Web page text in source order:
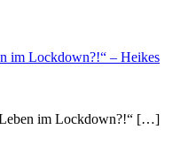
im Lockdown?!“ – Heikes
im Lockdown?!“ […]